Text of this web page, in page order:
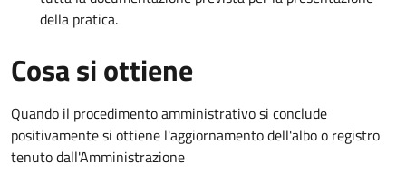
della pratica.
Cosa si ottiene
Quando il procedimento amministrativo si conclude
positivamente si ottiene l'aggiornamento dell'albo o registro
tenuto dall'Amministrazione